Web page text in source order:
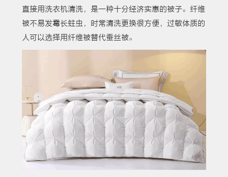
直接用洗衣机清洗，是一种十分经济实惠的被子。纤维
被不易发霉长蛀虫，时常清洗更换很方便，过敏体质的
人可以选择用纤维被替代蚕丝被。